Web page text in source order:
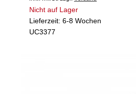
Nicht auf Lager
Lieferzeit: 6-8 Wochen
UC3377